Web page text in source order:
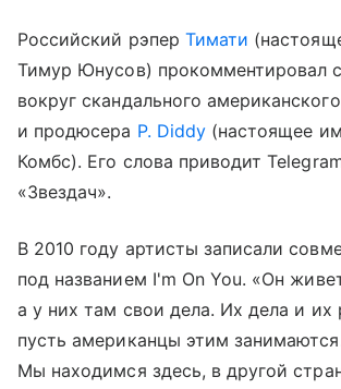
Российский рэпер Тимати
Тимур Юнусов) прокомментировал
вокруг скандального
и продюсера P. Diddy(настоящее
Комбс). Его слова приводит
«Звездач».
В 2010 году артисты записали
под названием I'm On You. «Он
а у них там свои дела. Их дела и
пусть американцы этим
Мы находимся здесь, в другой